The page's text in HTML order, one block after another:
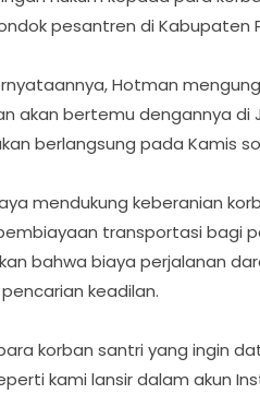
pesantren di Kabupaten
Hotman
akan bertemu dengannya
berlangsung pada Kamis
mendukung keberanian
transportasi bagi
bahwa biaya perjalanan
keadilan.
korban santri yang ingin
kami lansir dalam akun